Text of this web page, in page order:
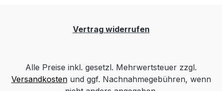
Vertrag widerrufen
Alle Preise inkl. gesetzl. Mehrwertsteuer zzgl.
Versandkostenund ggf. Nachnahmegebühren, wenn